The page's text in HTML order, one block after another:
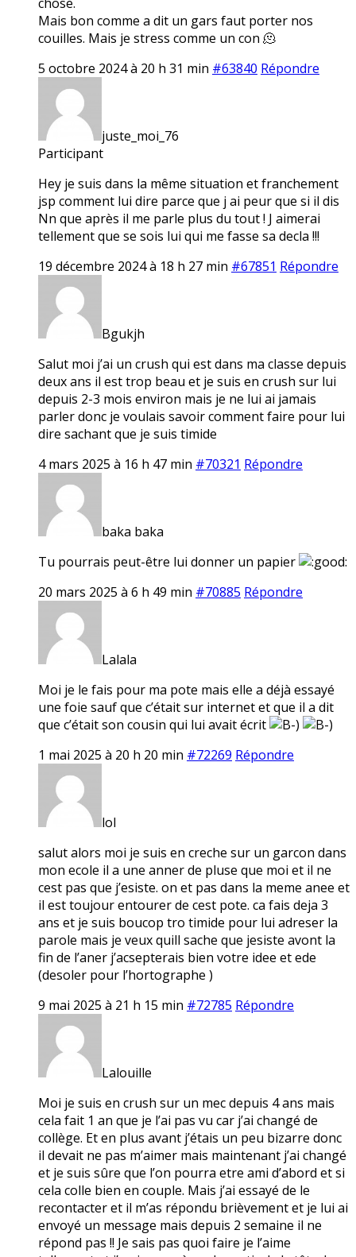
Mais bon comme a dit un gars faut porter nos
couilles. Mais je stress comme un con 🫠
5 octobre 2024 à 20 h 31 min #63840 Répondre
juste_moi_76
Participant
Hey je suis dans la même situation et franchement
jsp comment lui dire parce que j ai peur que si il dis
Nn que après il me parle plus du tout ! J aimerai
tellement que se sois lui qui me fasse sa decla !!!
19 décembre 2024 à 18 h 27 min #67851 Répondre
Bgukjh
Salut moi j’ai un crush qui est dans ma classe depuis
deux ans il est trop beau et je suis en crush sur lui
depuis 2-3 mois environ mais je ne lui ai jamais
parler donc je voulais savoir comment faire pour lui
dire sachant que je suis timide
4 mars 2025 à 16 h 47 min #70321 Répondre
baka baka
Tu pourrais peut-être lui donner un papier
20 mars 2025 à 6 h 49 min #70885 Répondre
Lalala
Moi je le fais pour ma pote mais elle a déjà essayé
une foie sauf que c’était sur internet et que il a dit
que c’était son cousin qui lui avait écrit
1 mai 2025 à 20 h 20 min #72269 Répondre
lol
salut alors moi je suis en creche sur un garcon dans
mon ecole il a une anner de pluse que moi et il ne
cest pas que j’esiste. on et pas dans la meme anee et
il est toujour entourer de cest pote. ca fais deja 3
ans et je suis boucop tro timide pour lui adreser la
parole mais je veux quill sache que jesiste avont la
fin de l’aner j’acsepterais bien votre idee et ede
(desoler pour l’hortographe )
9 mai 2025 à 21 h 15 min #72785 Répondre
Lalouille
Moi je suis en crush sur un mec depuis 4 ans mais
cela fait 1 an que je l’ai pas vu car j’ai changé de
collège. Et en plus avant j’étais un peu bizarre donc
il devait ne pas m’aimer mais maintenant j’ai changé
et je suis sûre que l’on pourra etre ami d’abord et si
cela colle bien en couple. Mais j’ai essayé de le
recontacter et il m’as répondu brièvement et je lui ai
envoyé un message mais depuis 2 semaine il ne
répond pas !! Je sais pas quoi faire je l’aime